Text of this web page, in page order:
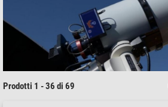
Prodotti 1 - 36 di 69